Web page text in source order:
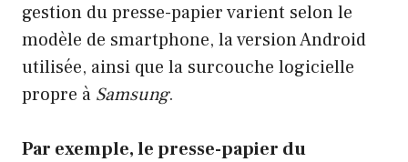
gestion du presse-papier varient selon le
modèle de smartphone, la version Android
utilisée, ainsi que la surcouche logicielle
propre à Samsung.
Par exemple, le presse-papier du